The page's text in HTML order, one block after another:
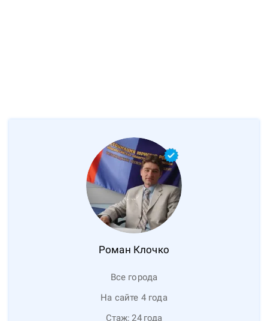
Роман Клочко
Все города
На сайте 4 года
Стаж: 24 года